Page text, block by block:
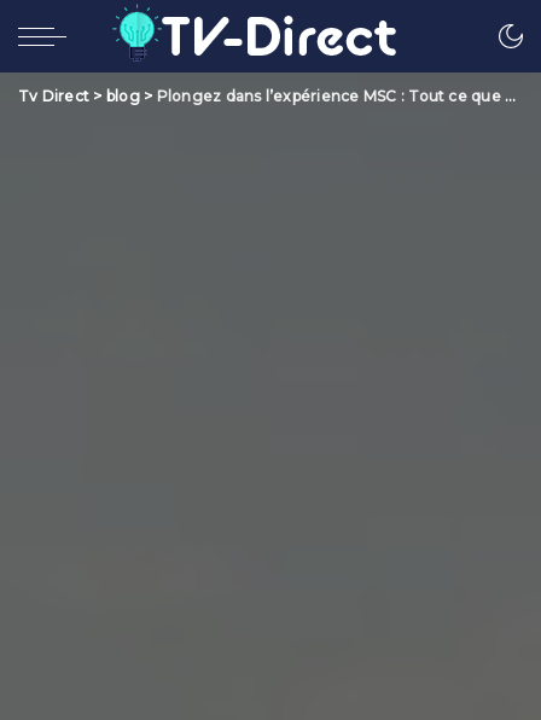
Tv Direct > blog> Plongez dans l’expérience MSC : Tout ce que vous devez savoir sur la croisière en mer avec MSC